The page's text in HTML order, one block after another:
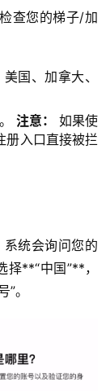
查您的梯子/加
国、加拿大、
注意：
如果使
册入口直接被拦
系统会询问您的
**“中国”**，
。